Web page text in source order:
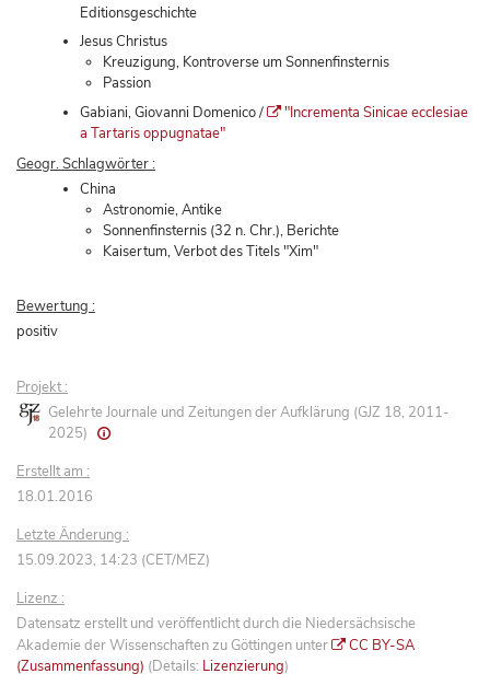
Editionsgeschichte
Jesus Christus
Kreuzigung, Kontroverse um Sonnenfinsternis
Passion
Gabiani, Giovanni Domenico /
"Incrementa Sinicae ecclesiae
a Tartaris oppugnatae"
Geogr. Schlagwörter :
China
Astronomie, Antike
Sonnenfinsternis (32 n. Chr.), Berichte
Kaisertum, Verbot des Titels "Xim"
Bewertung :
positiv
Projekt :
Gelehrte Journale und Zeitungen der Aufklärung (GJZ 18, 2011-
2025)
Erstellt am :
18.01.2016
Letzte Änderung :
15.09.2023, 14:23 (CET/MEZ)
Lizenz :
Datensatz erstellt und veröffentlicht durch die Niedersächsische
Akademie der Wissenschaften zu Göttingen unter
CC BY-SA
(Zusammenfassung) (Details: Lizenzierung)